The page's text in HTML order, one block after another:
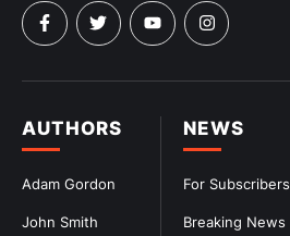
NEWS
For Subscribers
Breaking News
AUTHORS
Adam Gordon
John Smith